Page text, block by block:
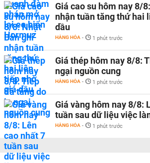
Giá cao su hôm nay 8/
nhận tuần tăng thứ hai
dầu
HÀNG HÓA - 1 phút trước
Giá thép hôm nay 8/8:
ngại nguồn cung
HÀNG HÓA - 1 phút trước
Giá vàng hôm nay 8/8:
tuần sau dữ liệu việc
HÀNG HÓA - 1 phút trước